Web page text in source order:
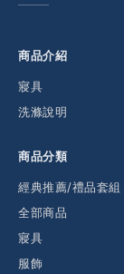
商品介紹
寢具
洗滌說明
商品分類
經典推薦/禮品套組
全部商品
寢具
服飾